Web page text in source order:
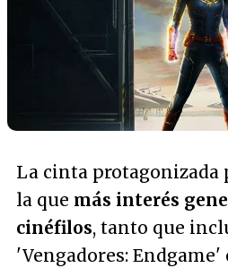
La cinta protagonizada
la que más interés
cinéfilos, tanto que
'Vengadores: